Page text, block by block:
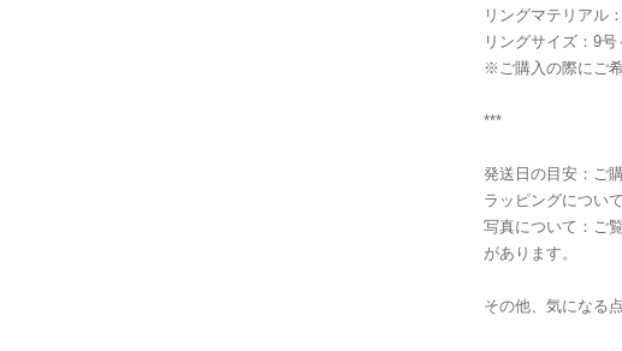
リングマテリアル
リングサイズ：9
※ご購入の際にご
***
発送日の目安：ご
ラッピングについ
写真について：ご
があります。
その他、気になる